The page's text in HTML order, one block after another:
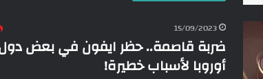
15/09/2023
ضربة قاصمة.. حظر ايفون في بعض
أوروبا لأسباب خطيرة!